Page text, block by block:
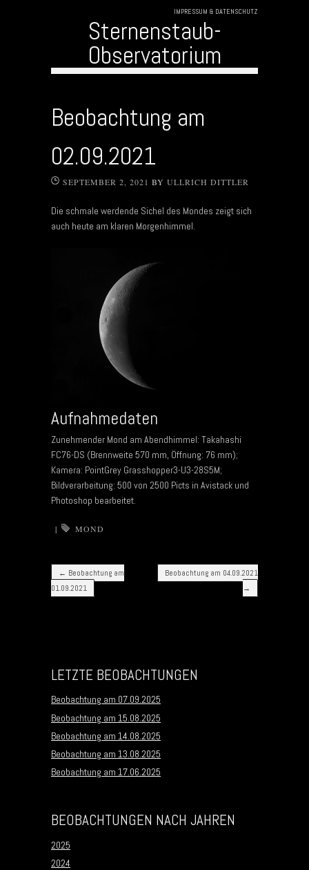
IMPRESSUM & DATENSCHUTZ
Sternenstaub-
Observatorium
Beobachtung am
02.09.2021
SEPTEMBER 2, 2021 BY ULLRICH DITTLER
Die schmale werdende Sichel des Mondes zeigt sich
auch heute am klaren Morgenhimmel.
Aufnahmedaten
Zunehmender Mond am Abendhimmel: Takahashi
FC76-DS (Brennweite 570 mm, Öffnung: 76 mm);
Kamera: PointGrey Grasshopper3-U3-28S5M;
Bildverarbeitung: 500 von 2500 Picts in Avistack und
Photoshop bearbeitet.
| MOND
Post navigation
← Beobachtung am
01.09.2021
Beobachtung am 04.09.2021
→
LETZTE BEOBACHTUNGEN
Beobachtung am 07.09.2025
Beobachtung am 15.08.2025
Beobachtung am 14.08.2025
Beobachtung am 13.08.2025
Beobachtung am 17.06.2025
BEOBACHTUNGEN NACH JAHREN
2025
2024